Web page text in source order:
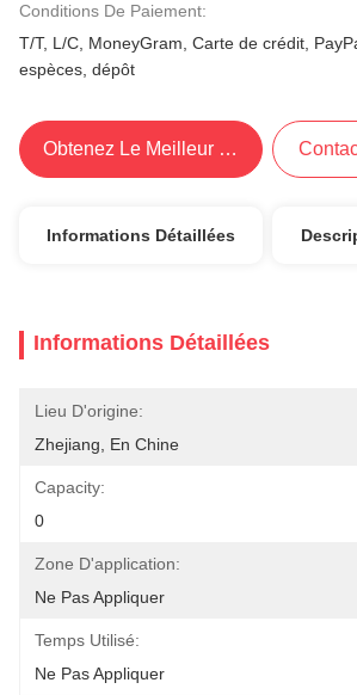
Conditions De Paiement:
T/T, L/C, MoneyGram, Carte de crédit,
espèces, dépôt
Obtenez Le Meilleur Prix
Informations Détaillées
Informations Détaillées
Lieu D'origine:
Zhejiang, En Chine
Capacity:
0
Zone D'application:
Ne Pas Appliquer
Temps Utilisé:
Ne Pas Appliquer